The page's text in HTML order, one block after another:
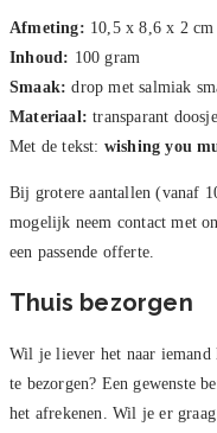
Afmeting: 10,5 x 8,6 x 2 cm
Inhoud: 100 gram
Smaak: drop met salmiak
Materiaal: transparant
Met de tekst: wishing you
Bij grotere aantallen (vanaf
mogelijk neem contact met
een passende offerte.
Thuis bezorgen
Wil je liever het naar iemand
te bezorgen? Een gewenste
het afrekenen. Wil je er